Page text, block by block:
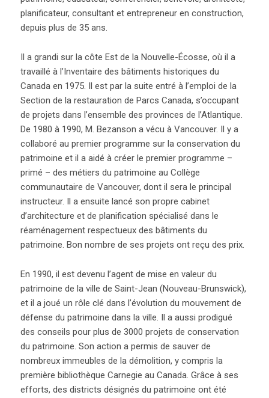
planificateur, consultant et entrepreneur en construction,
depuis plus de 35 ans.
Il a grandi sur la côte Est de la Nouvelle-Écosse, où il a
travaillé à l’Inventaire des bâtiments historiques du
Canada en 1975. Il est par la suite entré à l’emploi de la
Section de la restauration de Parcs Canada, s’occupant
de projets dans l’ensemble des provinces de l’Atlantique.
De 1980 à 1990, M. Bezanson a vécu à Vancouver. Il y a
collaboré au premier programme sur la conservation du
patrimoine et il a aidé à créer le premier programme –
primé – des métiers du patrimoine au Collège
communautaire de Vancouver, dont il sera le principal
instructeur. Il a ensuite lancé son propre cabinet
d’architecture et de planification spécialisé dans le
réaménagement respectueux des bâtiments du
patrimoine. Bon nombre de ses projets ont reçu des prix.
En 1990, il est devenu l’agent de mise en valeur du
patrimoine de la ville de Saint-Jean (Nouveau-Brunswick),
et il a joué un rôle clé dans l’évolution du mouvement de
défense du patrimoine dans la ville. Il a aussi prodigué
des conseils pour plus de 3000 projets de conservation
du patrimoine. Son action a permis de sauver de
nombreux immeubles de la démolition, y compris la
première bibliothèque Carnegie au Canada. Grâce à ses
efforts, des districts désignés du patrimoine ont été